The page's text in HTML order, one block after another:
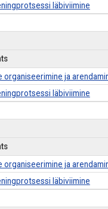
läbiviimine
organiseerimine ja
läbiviimine
organiseerimine ja
läbiviimine